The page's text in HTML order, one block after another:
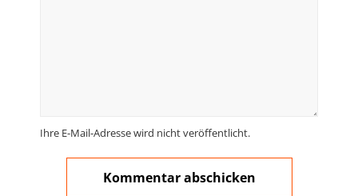
Ihre E-Mail-Adresse wird nicht veröffentlicht.